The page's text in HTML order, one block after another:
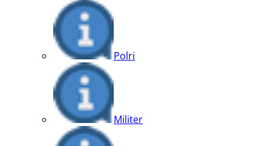
Polri
Militer